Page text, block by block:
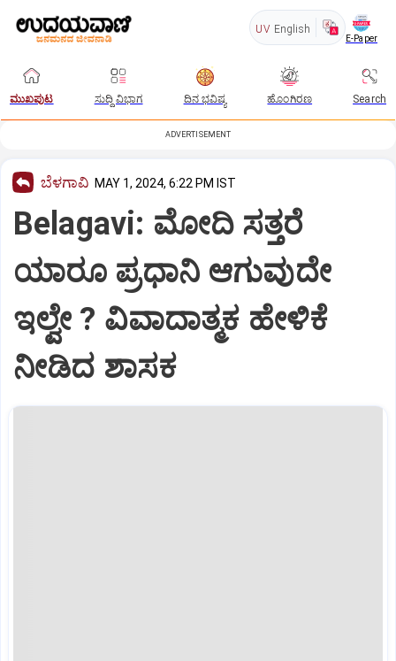
UV English
E-Paper
ಮುಖಪುಟ ಸುದ್ದಿ ವಿಭಾಗ ದಿನ ಭವಿಷ್ಯ ಹೊಂಗಿರಣ Search
ADVERTISEMENT
ಬೆಳಗಾವಿ MAY 1, 2024, 6:22 PM IST
Belagavi: ಮೋದಿ ಸತ್ತರೆ
ಯಾರೂ ಪ್ರಧಾನಿ ಆಗುವುದೇ
ಇಲ್ವೇ ? ವಿವಾದಾತ್ಮಕ ಹೇಳಿಕೆ
ನೀಡಿದ ಶಾಸಕ